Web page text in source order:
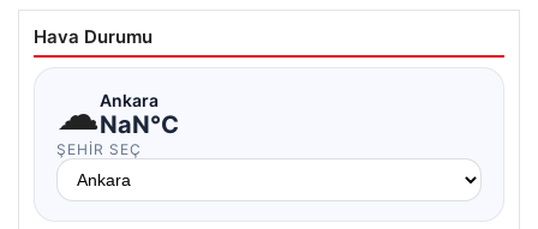
Hava Durumu
☁Ankara
NaN°C
ŞEHIR SEÇ